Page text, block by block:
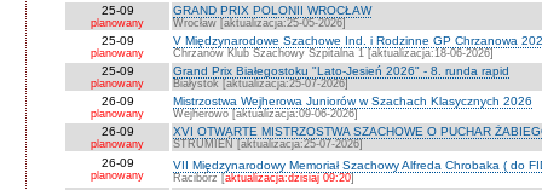
25-09
planowany
GRAND PRIX POLONII WROCŁAW
Wrocław [aktualizacja:25-05-2026]
25-09
planowany
V Międzynarodowe Szachowe Ind. i Rodzinne GP Chrzanowa
Chrzanów Klub Szachowy Szpitalna 1 [aktualizacja:18-06-2026]
25-09
planowany
Grand Prix Białegostoku "Lato-Jesień 2026" - 8. runda rapid
Białystok [aktualizacja:25-07-2026]
26-09
planowany
Mistrzostwa Wejherowa Juniorów w Szachach Klasycznych 2026
Wejherowo [aktualizacja:09-06-2026]
26-09
planowany
XVI OTWARTE MISTRZOSTWA SZACHOWE O PUCHAR
STRUMIEŃ [aktualizacja:25-07-2026]
26-09
planowany
VII Międzynarodowy Memoriał Szachowy Alfreda Chrobaka ( do
Racibórz [aktualizacja:dzisiaj 09:20]